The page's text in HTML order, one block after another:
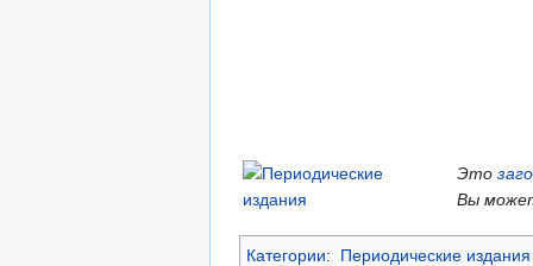
Это
Вы
Категории:
Периодические